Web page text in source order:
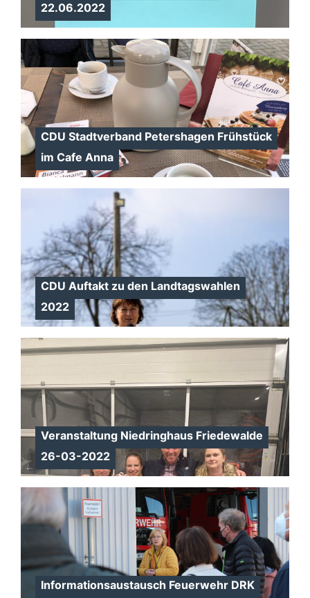
22.06.2022
CDU Stadtverband Petershagen Frühstück
im Cafe Anna
CDU Auftakt zu den Landtagswahlen
2022
Veranstaltung Niedringhaus Friedewalde
26-03-2022
Informationsaustausch Feuerwehr DRK